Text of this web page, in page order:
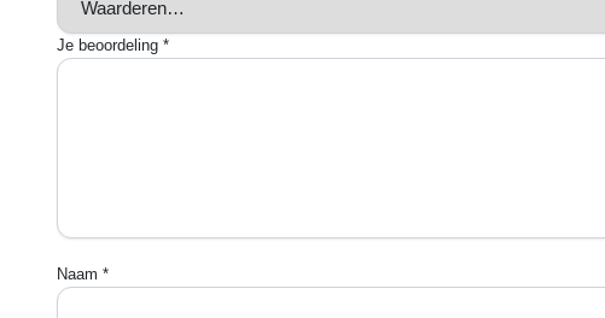
Je beoordeling *
Naam *